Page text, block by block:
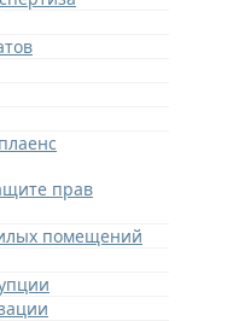
прав
помещений